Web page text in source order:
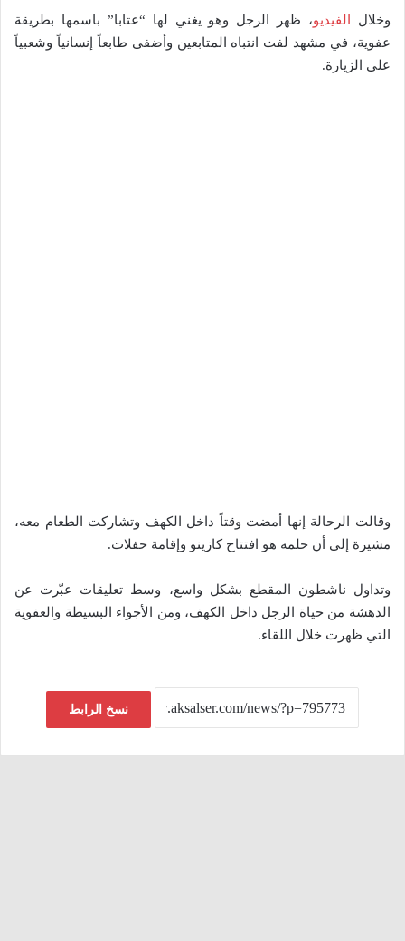
وخلال الفيديو، ظهر الرجل وهو يغني لها “عتابا” باسمها بطريقة
عفوية، في مشهد لفت انتباه المتابعين وأضفى طابعاً إنسانياً وشعبياً
على الزيارة.
وقالت الرحالة إنها أمضت وقتاً داخل الكهف وتشاركت الطعام معه،
مشيرة إلى أن حلمه هو افتتاح كازينو وإقامة حفلات.
وتداول ناشطون المقطع بشكل واسع، وسط تعليقات عبّرت عن
الدهشة من حياة الرجل داخل الكهف، ومن الأجواء البسيطة والعفوية
التي ظهرت خلال اللقاء.
نسخ الرابط